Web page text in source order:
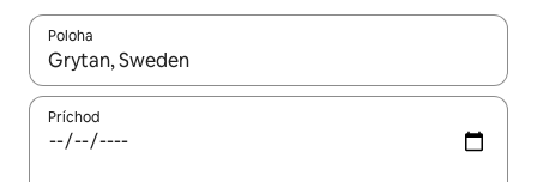
Poloha
Keď budú výsledky k dispozícii, môžete si ich prechádzať
Príchod